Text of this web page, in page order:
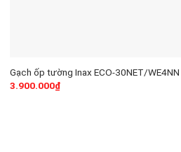
Gạch ốp tường Inax ECO-30NET/WE4NN
3.900.000₫